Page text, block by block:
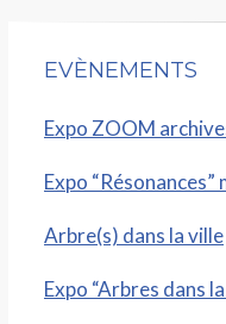
EVÈNEMENTS
Expo ZOOM
Expo
Arbre(s) dans la ville
Expo “Arbres dans